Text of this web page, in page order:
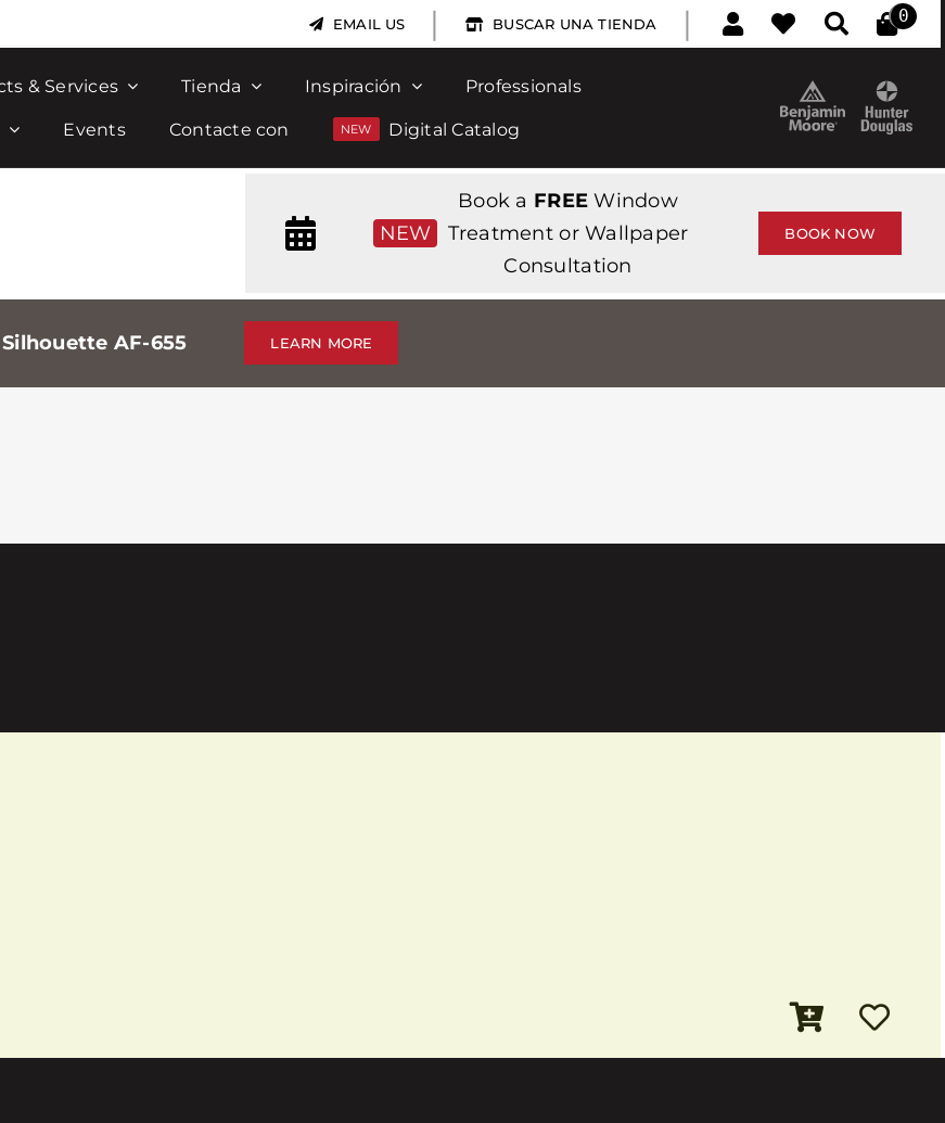
EMAIL US | BUSCAR UNA TIENDA | 0
& Services Tienda Inspiración Professionals
Events Contacte con Digital Catalog
NEW
Book a FREE Window
Treatment or Wallpaper
Consultation
BOOK NOW
Silhouette AF-655 LEARN MORE